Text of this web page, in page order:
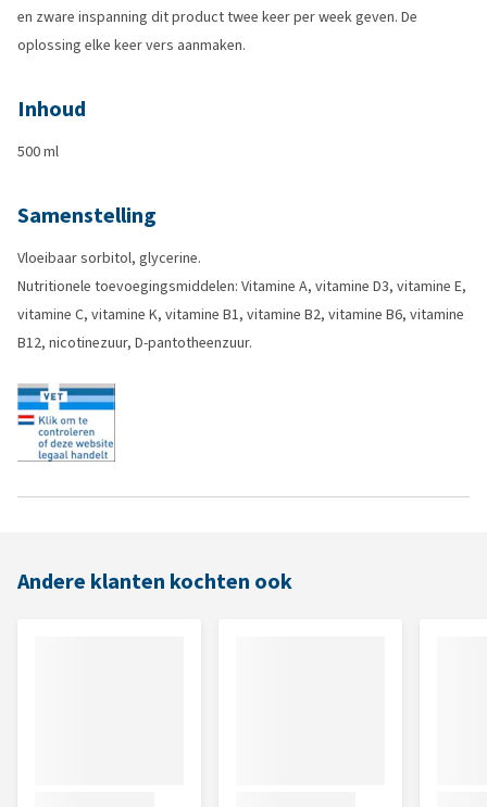
en zware inspanning dit product twee keer per week geven. De
oplossing elke keer vers aanmaken.
Inhoud
500 ml
Samenstelling
Vloeibaar sorbitol, glycerine.
Nutritionele toevoegingsmiddelen: Vitamine A, vitamine D3, vitamine E,
vitamine C, vitamine K, vitamine B1, vitamine B2, vitamine B6, vitamine
B12, nicotinezuur, D-pantotheenzuur.
Andere klanten kochten ook